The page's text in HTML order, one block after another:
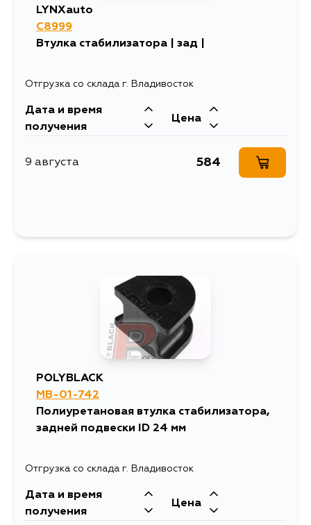
LYNXauto
C8999
Втулка стабилизатора | зад |
Отгрузка со склада г. Владивосток
Дата и время
получения
Цена
9 августа 584
POLYBLACK
MB-01-742
Полиуретановая втулка стабилизатора,
задней подвески ID 24 мм
Отгрузка со склада г. Владивосток
Дата и время
получения
Цена